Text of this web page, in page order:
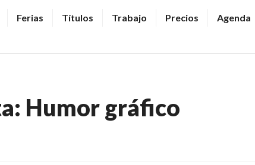
Ferias Títulos Trabajo Precios Agenda
Humor gráfico